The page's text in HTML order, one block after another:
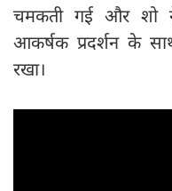
चमकती गई और शो
आकर्षक प्रदर्शन के
रखा।